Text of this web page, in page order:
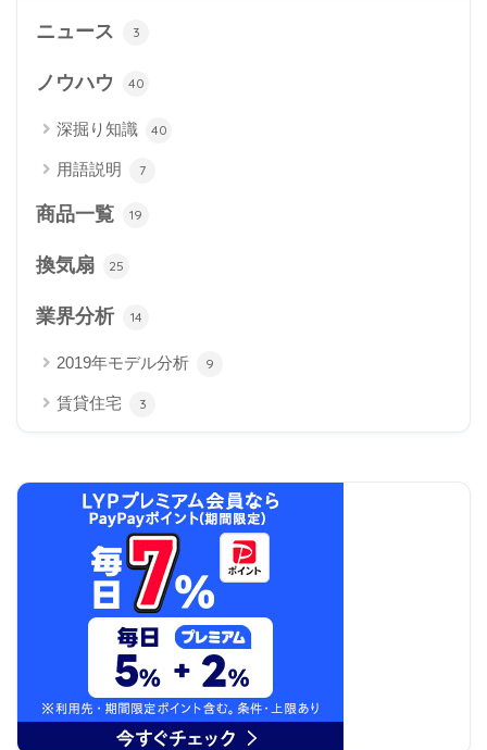
ニュース 3
ノウハウ 40
深掘り知識 40
用語説明 7
商品一覧 19
換気扇 25
業界分析 14
2019年モデル分析 9
賃貸住宅 3